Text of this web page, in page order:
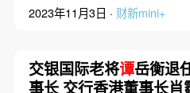
2023年11月3日 · 财新mini+
交银国际老将谭岳衡退
事长 交行香港董事长肖